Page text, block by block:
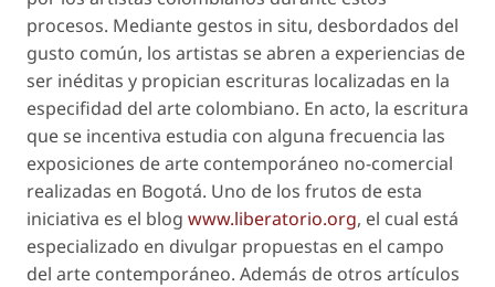
procesos. Mediante gestos in situ, desbordados del
gusto común, los artistas se abren a experiencias de
ser inéditas y propician escrituras localizadas en la
especifidad del arte colombiano. En acto, la escritura
que se incentiva estudia con alguna frecuencia las
exposiciones de arte contemporáneo no-comercial
realizadas en Bogotá. Uno de los frutos de esta
iniciativa es el blog www.liberatorio.org, el cual está
especializado en divulgar propuestas en el campo
del arte contemporáneo. Además de otros artículos